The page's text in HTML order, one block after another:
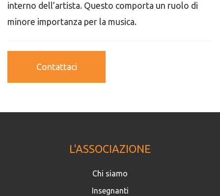
interno dell’artista. Questo comporta un ruolo di
minore importanza per la musica.
Contattaci
L'ASSOCIAZIONE
Chi siamo
Insegnanti